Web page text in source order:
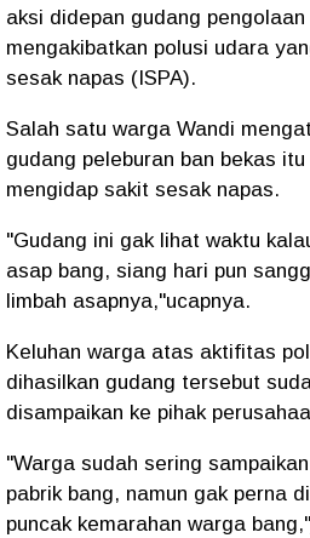
aksi didepan gudang
mengakibatkan polusi udara
sesak napas (ISPA).
Salah satu warga Wandi
gudang peleburan ban bekas
mengidap sakit sesak napas.
"Gudang ini gak lihat waktu
asap bang, siang hari pun
limbah asapnya,"ucapnya.
Keluhan warga atas aktifitas
dihasilkan gudang tersebut
disampaikan ke pihak
"Warga sudah sering
pabrik bang, namun gak perna
puncak kemarahan warga